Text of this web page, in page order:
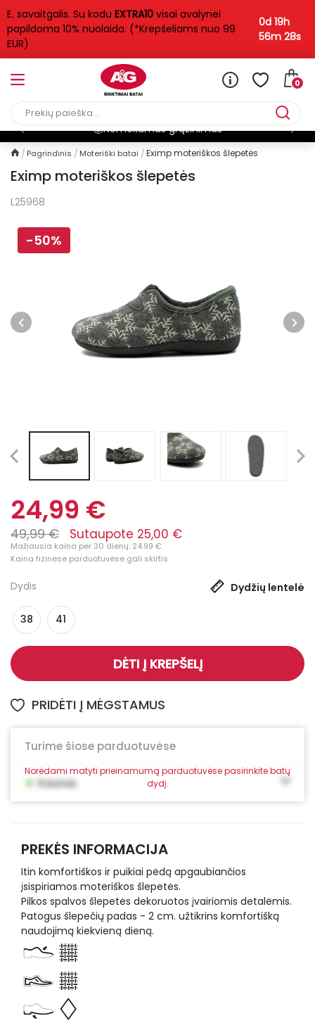
E. savaitgalis. Su kodu EXTRA10 visai avalynei
papildoma 10% nuolaida. (*Krepšeliams nuo 99
EUR)
0d 19h
56m 28s
0
Nemokamas grąžinimas
Pagrindinis Moteriški batai Eximp moteriškos šlepetės
Eximp moteriškos šlepetės
L25968
-50%
24,99 €
49,99 € Sutaupote 25,00 €
Mažiausia kaina per 30 dienų: 24.99 €
Kaina fizinėse parduotuvėse gali skirtis
Dydis Dydžių lentelė
38 41
DĖTI Į KREPŠELĮ
PRIDĖTI Į MĖGSTAMUS
Turime šiose parduotuvėse
Norėdami matyti prieinamumą parduotuvėse pasirinkite batų
dydį.
• Kaunas
PREKĖS INFORMACIJA
Itin komfortiškos ir puikiai pėdą apgaubiančios
įsispiriamos moteriškos šlepetės.
Pilkos spalvos šlepetės dekoruotos įvairiomis detalėmis.
Patogus šlepečių padas - 2 cm. užtikrins komfortišką
naudojimą kiekvieną dieną.